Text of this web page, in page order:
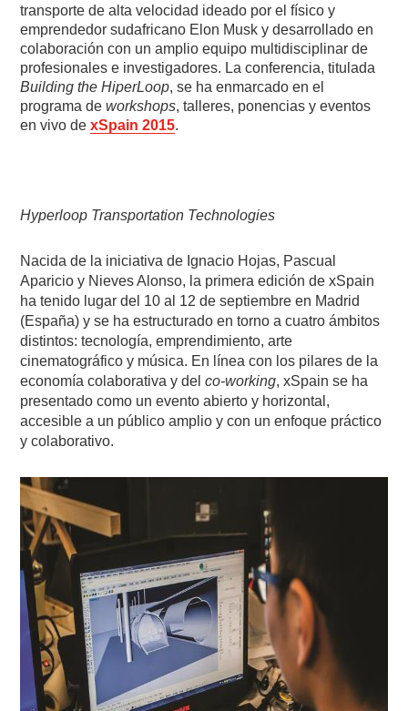
transporte de alta velocidad ideado por el físico y
emprendedor sudafricano Elon Musk y desarrollado en
colaboración con un amplio equipo multidisciplinar de
profesionales e investigadores. La conferencia, titulada
Building the HiperLoop, se ha enmarcado en el
programa deworkshops, talleres, ponencias y eventos
en vivo dexSpain 2015.
Hyperloop Transportation Technologies
Nacida de la iniciativa de Ignacio Hojas, Pascual
Aparicio y Nieves Alonso, la primera edición de xSpain
ha tenido lugar del 10 al 12 de septiembre en Madrid
(España) y se ha estructurado en torno a cuatro ámbitos
distintos: tecnología, emprendimiento, arte
cinematográfico y música. En línea con los pilares de la
economía colaborativa y del co-working, xSpain se ha
presentado como un evento abierto y horizontal,
accesible a un público amplio y con un enfoque práctico
y colaborativo.